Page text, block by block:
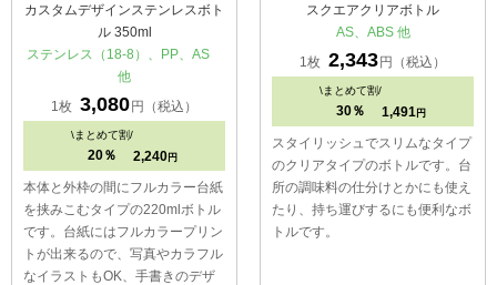
カスタムデザインステンレスボト
ル 350ml
ステンレス（18-8）、PP、AS
他
1枚 3,080円（税込）
\まとめて割/
20％ 2,240 円
本体と外枠の間にフルカラー台紙
を挟みこむタイプの220mlボトル
です。台紙にはフルカラープリン
トが出来るので、写真やカラフル
なイラストもOK、手書きのデザ
スクエアクリアボトル
AS、ABS 他
1枚 2,343円（税込）
\まとめて割/
30％ 1,491 円
スタイリッシュでスリムなタイプ
のクリアタイプのボトルです。台
所の調味料の仕分けとかにも使え
たり、持ち運びするにも便利なボ
トルです。